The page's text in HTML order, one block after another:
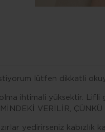
lütfen dikkatli
ihtimali yüksektir. Lifli
VERİLİR,
yedirirseniz kabızlık